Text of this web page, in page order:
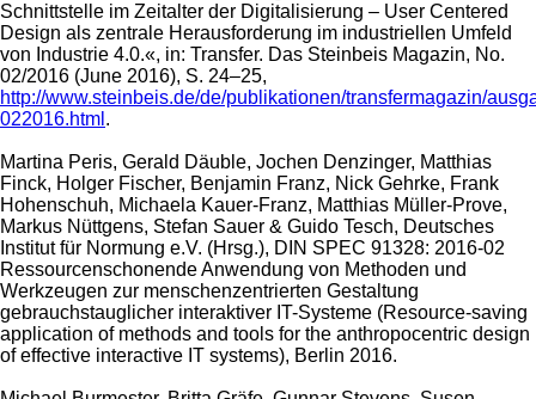
Schnittstelle im Zeitalter der Digitalisierung – User Centered
Design als zentrale Herausforderung im industriellen Umfeld
von Industrie 4.0.«, in: Transfer. Das Steinbeis Magazin, No.
02/2016 (June 2016), S. 24–25,
http://www.steinbeis.de/de/publikationen/transfermagazin/
022016.html .
Martina Peris, Gerald Däuble, Jochen Denzinger, Matthias
Finck, Holger Fischer, Benjamin Franz, Nick Gehrke, Frank
Hohenschuh, Michaela Kauer-Franz, Matthias Müller-Prove,
Markus Nüttgens, Stefan Sauer & Guido Tesch, Deutsches
Institut für Normung e.V. (Hrsg.), DIN SPEC 91328: 2016-02
Ressourcenschonende Anwendung von Methoden und
Werkzeugen zur menschenzentrierten Gestaltung
gebrauchstauglicher interaktiver IT-Systeme (Resource-saving
application of methods and tools for the anthropocentric design
of effective interactive IT systems), Berlin 2016.